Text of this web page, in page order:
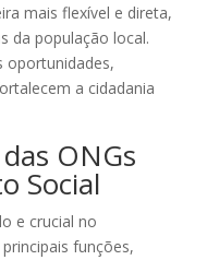
mais flexível e direta,
da população local.
oportunidades,
a cidadania
ONGs
Social
e crucial no
funções,